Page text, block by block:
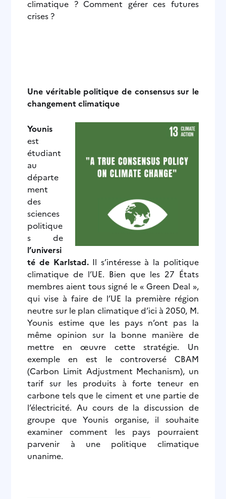
climatique ? Comment gérer ces futures
crises ?
Une véritable politique de consensus sur le
changement climatique
Younis
est
étudiant
au
départe
ment
des
sciences
politique
s de
l’universi
té de Karlstad.Il s’intéresse à la politique
climatique de l’UE. Bien que les 27 États
membres aient tous signé le « Green Deal »,
qui vise à faire de l’UE la première région
neutre sur le plan climatique d’ici à 2050, M.
Younis estime que les pays n’ont pas la
même opinion sur la bonne manière de
mettre en œuvre cette stratégie. Un
exemple en est le controversé CBAM
(Carbon Limit Adjustment Mechanism), un
tarif sur les produits à forte teneur en
carbone tels que le ciment et une partie de
l’électricité. Au cours de la discussion de
groupe que Younis organise, il souhaite
examiner comment les pays pourraient
parvenir à une politique climatique
unanime.